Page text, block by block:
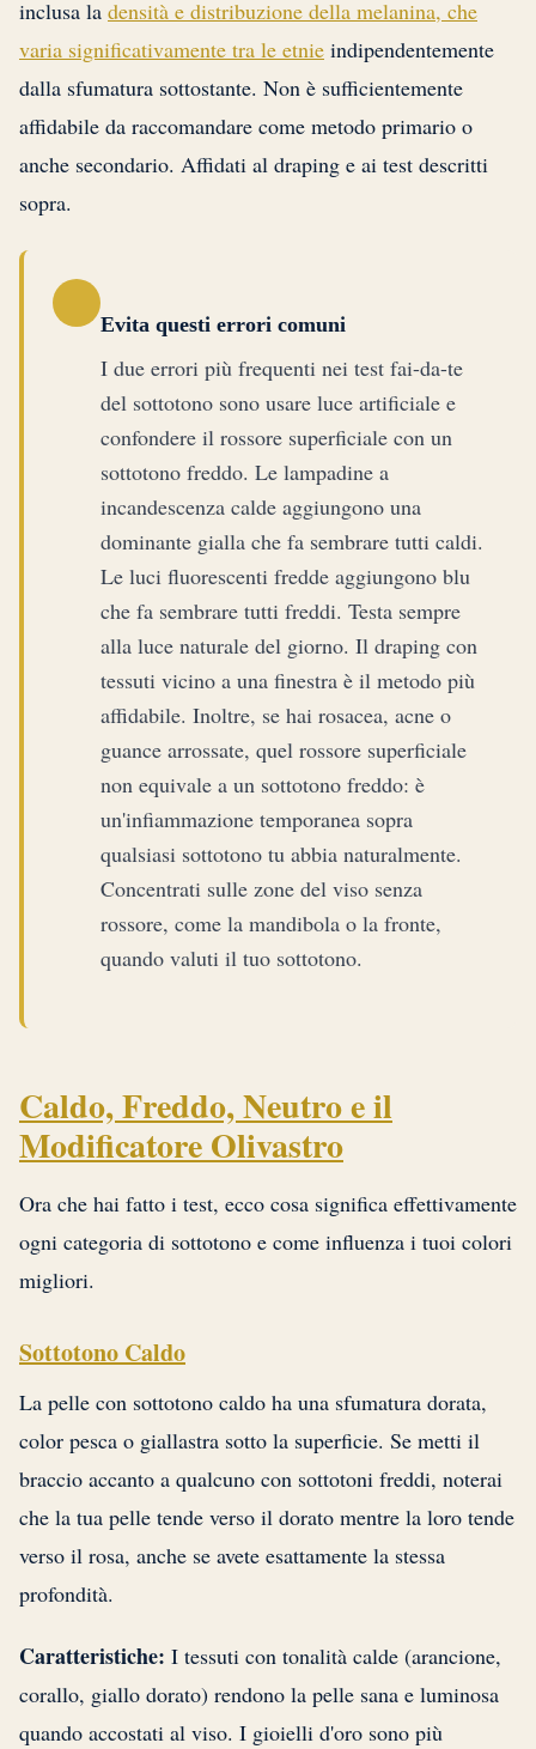
inclusa la densità e distribuzione della melanina, che
varia significativamente tra le etnie indipendentemente
dalla sfumatura sottostante. Non è sufficientemente
affidabile da raccomandare come metodo primario o
anche secondario. Affidati al draping e ai test descritti
sopra.
Evita questi errori comuni
I due errori più frequenti nei test fai-da-te
del sottotono sono usare luce artificiale e
confondere il rossore superficiale con un
sottotono freddo. Le lampadine a
incandescenza calde aggiungono una
dominante gialla che fa sembrare tutti caldi.
Le luci fluorescenti fredde aggiungono blu
che fa sembrare tutti freddi. Testa sempre
alla luce naturale del giorno. Il draping con
tessuti vicino a una finestra è il metodo più
affidabile. Inoltre, se hai rosacea, acne o
guance arrossate, quel rossore superficiale
non equivale a un sottotono freddo: è
un'infiammazione temporanea sopra
qualsiasi sottotono tu abbia naturalmente.
Concentrati sulle zone del viso senza
rossore, come la mandibola o la fronte,
quando valuti il tuo sottotono.
Caldo, Freddo, Neutro e il
Modificatore Olivastro
Ora che hai fatto i test, ecco cosa significa effettivamente
ogni categoria di sottotono e come influenza i tuoi colori
migliori.
Sottotono Caldo
La pelle con sottotono caldo ha una sfumatura dorata,
color pesca o giallastra sotto la superficie. Se metti il
braccio accanto a qualcuno con sottotoni freddi, noterai
che la tua pelle tende verso il dorato mentre la loro tende
verso il rosa, anche se avete esattamente la stessa
profondità.
Caratteristiche: I tessuti con tonalità calde (arancione,
corallo, giallo dorato) rendono la pelle sana e luminosa
quando accostati al viso. I gioielli d'oro sono più